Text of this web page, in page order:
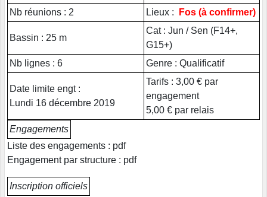
Nb réunions : 2 Lieux : Fos (à confirmer)
Bassin : 25 m
Cat : Jun / Sen (F14+,
G15+)
Nb lignes : 6
Genre : Qualificatif
Date limite engt :
Lundi 16 décembre 2019
Tarifs : 3,00 € par
engagement
5,00 € par relais
Engagements
Liste des engagements : pdf
Engagement par structure : pdf
Inscription officiels